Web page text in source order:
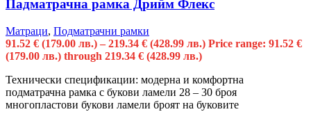
Падматрачна рамка Дрийм Флекс
Матраци, Подматрачни рамки
91.52 € (179.00 лв.) – 219.34 € (428.99 лв.) Price range: 91.52 €
(179.00 лв.) through 219.34 € (428.99 лв.)
Технически спецификации: модерна и комфортна
подматрачна рамка с букови ламели 28 – 30 броя
многопластови букови ламели броят на буковите